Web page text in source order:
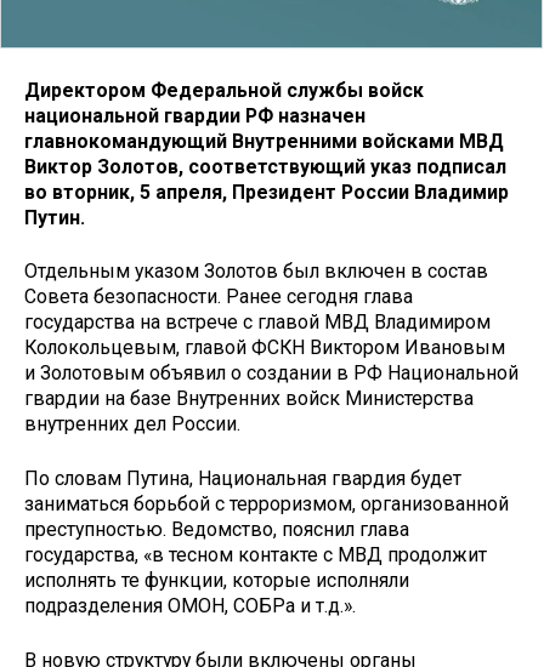
Директором Федеральной службы войск
национальной гвардии РФ назначен
главнокомандующий Внутренними войсками МВД
Виктор Золотов, соответствующий указ подписал
во вторник, 5 апреля, Президент России Владимир
Путин.
Отдельным указом Золотов был включен в состав
Совета безопасности. Ранее сегодня глава
государства на встрече с главой МВД Владимиром
Колокольцевым, главой ФСКН Виктором Ивановым
и Золотовым объявил о создании в РФ Национальной
гвардии на базе Внутренних войск Министерства
внутренних дел России.
По словам Путина, Национальная гвардия будет
заниматься борьбой с терроризмом, организованной
преступностью. Ведомство, пояснил глава
государства, «в тесном контакте с МВД продолжит
исполнять те функции, которые исполняли
подразделения ОМОН, СОБРа и т.д.».
В новую структуру были включены органы